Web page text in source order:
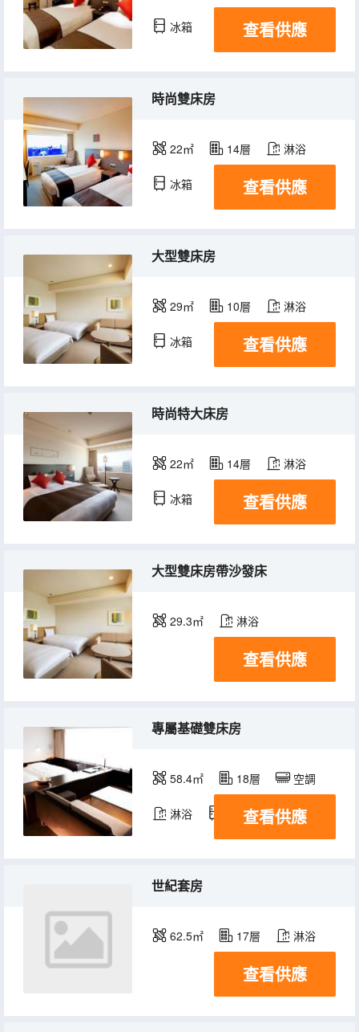
冰箱 查看供應
時尚雙床房
22㎡ 14層 淋浴
冰箱 查看供應
大型雙床房
29㎡ 10層 淋浴
冰箱 查看供應
時尚特大床房
22㎡ 14層 淋浴
冰箱 查看供應
大型雙床房帶沙發床
29.3㎡ 淋浴
查看供應
專屬基礎雙床房
58.4㎡ 18層 空調
淋浴 冰箱查看供應
世紀套房
62.5㎡ 17層 淋浴
查看供應